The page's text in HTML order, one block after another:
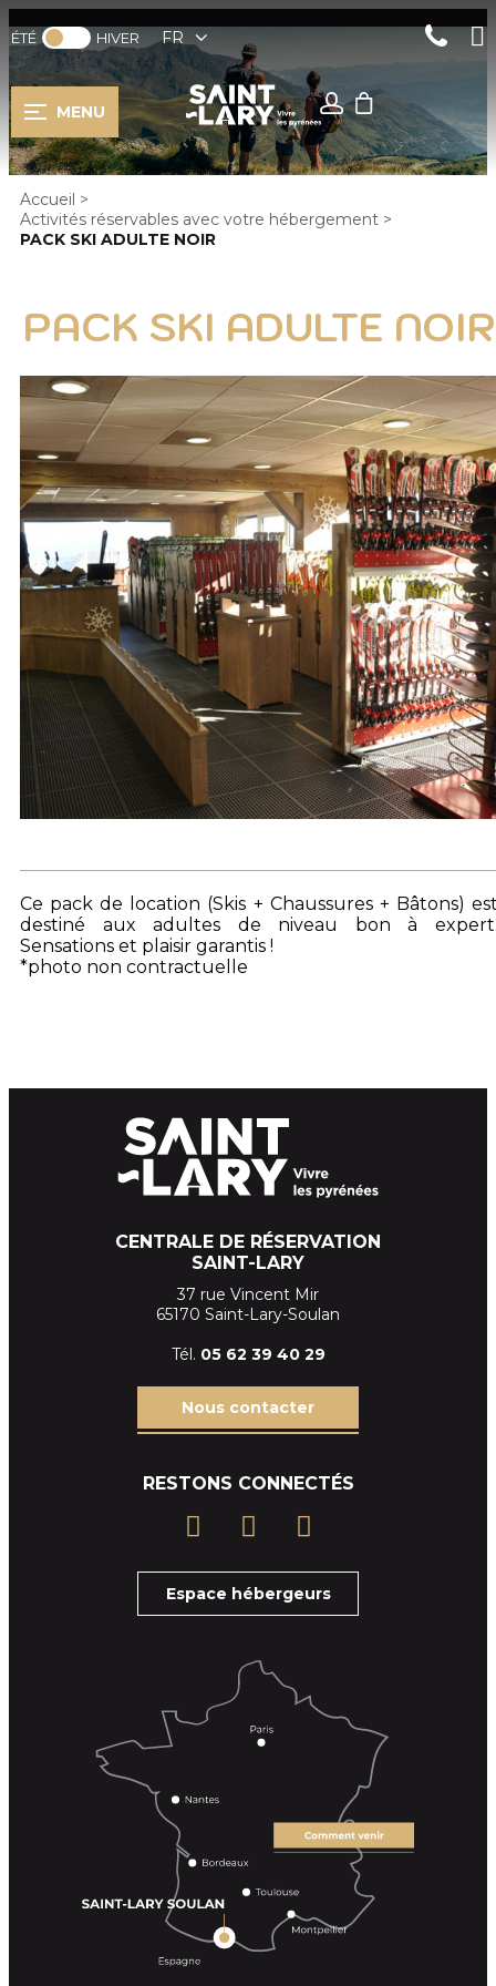
ÉTÉ HIVER FR
MENU
Accueil >
Activités réservables avec votre hébergement >
PACK SKI ADULTE NOIR
PACK SKI ADULTE NOIR
Ce pack de location (Skis + Chaussures + Bâtons)
destiné aux adultes de niveau bon à
Sensations et plaisir garantis !
*photo non contractuelle
CENTRALE DE RÉSERVATION
SAINT-LARY
37 rue Vincent Mir
65170 Saint-Lary-Soulan
Tél. 05 62 39 40 29
Nous contacter
RESTONS CONNECTÉS
Espace hébergeurs